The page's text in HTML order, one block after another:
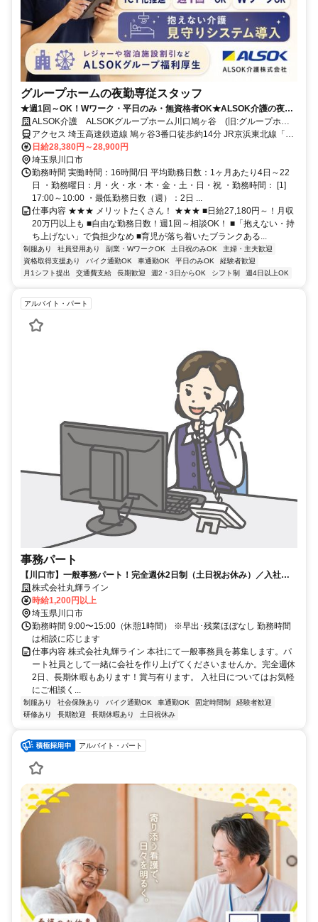
グループホームの夜勤専従スタッフ
★週1回～OK！Wワーク・平日のみ・無資格者OK★ALSOK介護の夜勤
介護スタッフ
ALSOK介護 ALSOKグループホーム川口鳩ヶ谷 (旧:グループホー
ムみんなの家・鳩ヶ谷)
アクセス 埼玉高速鉄道線 鳩ヶ谷3番口徒歩約14分 JR京浜東北線「川
口」駅よりバス乗車 「鳩ヶ谷高校」バス停下車 徒歩3分
日給28,380円～28,900円
埼玉県川口市
勤務時間 実働時間：16時間/日 平均勤務日数：1ヶ月あたり4日～22
日 ・勤務曜日：月・火・水・木・金・土・日・祝 ・勤務時間： [1]
17:00～10:00 ・最低勤務日数（週）：2日 ...
仕事内容 ★★★ メリットたくさん！ ★★★ ■日給27,180円～！月収
20万円以上も ■自由な勤務日数！週1回～相談OK！ ■「抱えない・持
ち上げない」で負担少なめ ■育児が落ち着いたブランクある...
制服あり 社員登用あり 副業・WワークOK 土日祝のみOK
主婦・主夫歓迎
資格取得支援あり
バイク通勤OK 車通勤OK 平日のみOK
経験者歓迎
月1シフト提出
交通費支給 長期歓迎 週2・3日からOK シフト制 週4日以上OK
アルバイト・パート
事務パート
【川口市】一般事務パート！完全週休2日制（土日祝お休み）／入社日
応相談／充実の待遇･サポート体制!!
株式会社丸輝ライン
時給1,200円以上
埼玉県川口市
勤務時間 9:00〜15:00（休憩1時間） ※早出･残業ほぼなし 勤務時間
は相談に応じます
仕事内容 株式会社丸輝ライン 本社にて一般事務員を募集します。パ
ート社員として一緒に会社を作り上げてくださいませんか。完全週休
2日、長期休暇もあります！賞与有ります。 入社日についてはお気軽
にご相談く...
制服あり 社会保険あり バイク通勤OK 車通勤OK 固定時間制
経験者歓迎
研修あり
長期歓迎 長期休暇あり 土日祝休み
アルバイト・パート